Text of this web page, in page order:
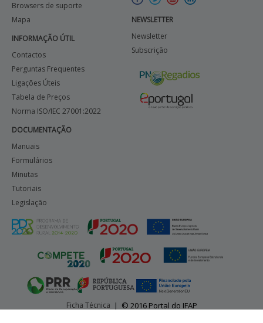
Browsers de suporte
Mapa
INFORMAÇÃO ÚTIL
Contactos
Perguntas Frequentes
Ligações Úteis
Tabela de Preços
Norma ISO/IEC 27001:2022
DOCUMENTAÇÃO
Manuais
Formulários
Minutas
Tutoriais
Legislação
NEWSLETTER
Newsletter
Subscrição
Ficha Técnica | © 2016 Portal do IFAP